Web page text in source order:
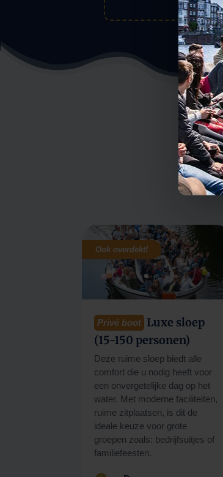
Ook overdekt!
Privé boot Luxe sloep
(15-150 personen)
Deze ruime sloep biedt alle
comfort die u nodig heeft voor
een onvergetelijke dag op het
water. Met moderne faciliteiten,
ruime zitplaatsen, is dit de
ideale keuze voor grote
groepen zoals: bedrijfsuitjes of
familiefeesten.